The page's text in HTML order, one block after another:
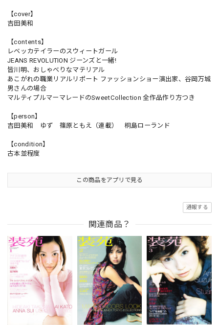
【cover】
吉田美和
【contents】
レベッカテイラーのスウィートガール
JEANS REVOLUTION ジーンズと一緒!
皆川明、おしゃべりなマテリアル
あこがれの職業リアルリポート ファッションショー演出家、谷岡万城
男さんの場合
マルティプルマーマレードのSweetCollection 全作品作り方つき
【person】
吉田美和 ゆず 篠原ともえ（連載） 桐島ローランド
【condition】
古本並程度
この商品をアプリで見る
通報する
関連商品？